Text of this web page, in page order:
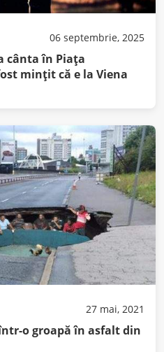
06 septembrie, 2025
cânta în Piața
mințit că e la Viena
27 mai, 2021
o groapă în asfalt din